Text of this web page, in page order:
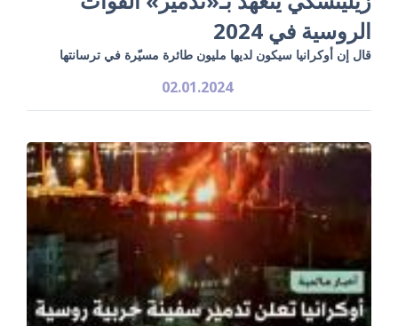
الروسية في 2024
قال إن أوكرانيا سيكون لديها مليون طائرة مسيّرة في ترسانتها
02.01.2024